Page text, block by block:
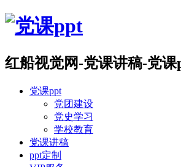
红船视觉网-党课讲稿-党
党课ppt
党团建设
党史学习
学校教育
党课讲稿
ppt定制